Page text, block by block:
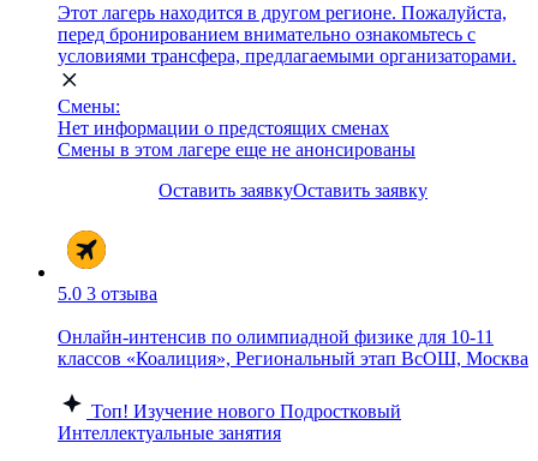
Этот лагерь находится в другом регионе. Пожалуйста,
перед бронированием внимательно ознакомьтесь с
условиями трансфера, предлагаемыми организаторами.
Смены:
Нет информации о предстоящих сменах
Смены в этом лагере еще не анонсированы
Оставить заявкуОставить заявку
5.0 3 отзыва
Онлайн-интенсив по олимпиадной физике для 10-11
классов «Коалиция», Региональный этап ВсОШ, Москва
Топ! Изучение нового Подростковый
Интеллектуальные занятия